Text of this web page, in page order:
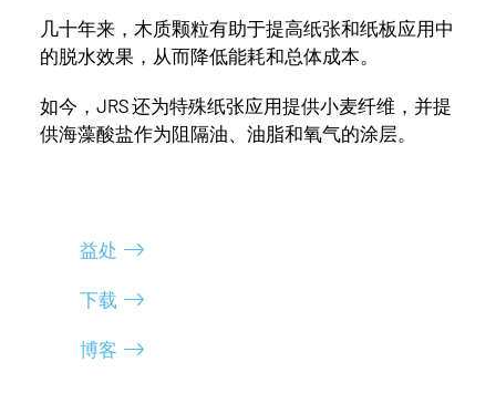
几十年来，木质颗粒有助于提高纸张和纸板应用中
的脱水效果，从而降低能耗和总体成本。
如今，JRS 还为特殊纸张应用提供小麦纤维，并提
供海藻酸盐作为阻隔油、油脂和氧气的涂层。
益处
下载
博客